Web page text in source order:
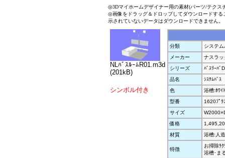
◎3Dマイホームデザイナー用の素材(パーツ/テクス
◎画像をドラッグ＆ドロップしてダウンロードす
示されていないデータはダウンロードできません。
NLﾊﾞｽﾙｰﾑR01.m3d
(201kB)
シンボル付き
分類
システ
メーカー
ナスラッ
シリーズ
ﾊﾞｽﾘｰﾊﾞ
品名
ｼｽﾃﾑﾊﾞｽ
色
浴槽:ﾎﾜｲﾄ
型番
1620ﾌﾟﾗ
サイズ
価格
材質
浴槽:人
特徴
お掃除ﾗ
浴槽･ま